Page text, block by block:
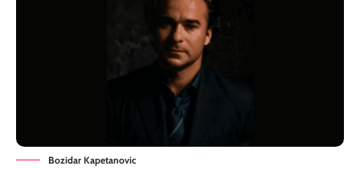
Bozidar Kapetanovic